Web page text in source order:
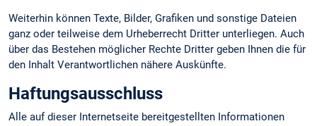
Weiterhin können Texte, Bilder, Grafiken und sonstige Dateien
ganz oder teilweise dem Urheberrecht Dritter unterliegen. Auch
über das Bestehen möglicher Rechte Dritter geben Ihnen die für
den Inhalt Verantwortlichen nähere Auskünfte.
Haftungsausschluss
Alle auf dieser Internetseite bereitgestellten Informationen